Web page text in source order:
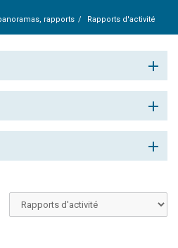
rapports Rapports d'activité